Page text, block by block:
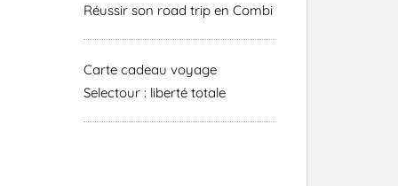
Réussir son road trip en Combi
Carte cadeau voyage
Selectour : liberté totale